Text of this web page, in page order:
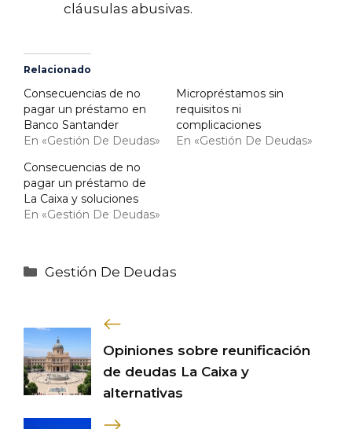
cláusulas abusivas.
Relacionado
Consecuencias de no
pagar un préstamo en
Banco Santander
En «Gestión De Deudas»
Micropréstamos sin
requisitos ni
complicaciones
En «Gestión De Deudas»
Consecuencias de no
pagar un préstamo de
La Caixa y soluciones
En «Gestión De Deudas»
Categorías
Gestión De Deudas
Opiniones sobre reunificación
de deudas La Caixa y
alternativas